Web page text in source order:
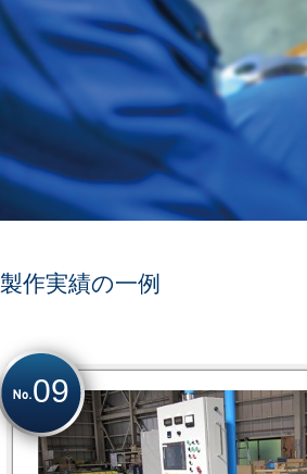
製作実績の一例
09